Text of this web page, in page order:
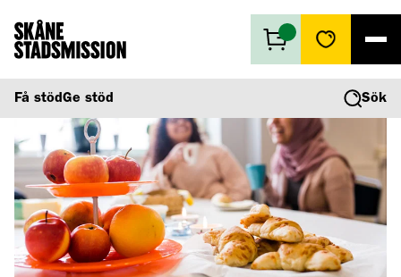
Få stödGe stöd Sök
Få stöd
Ge stöd
Vad vi gör
Second hand
Om oss